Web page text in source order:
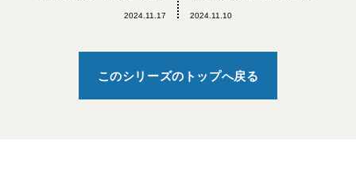
2024.11.17 2024.11.10
このシリーズのトップへ戻る